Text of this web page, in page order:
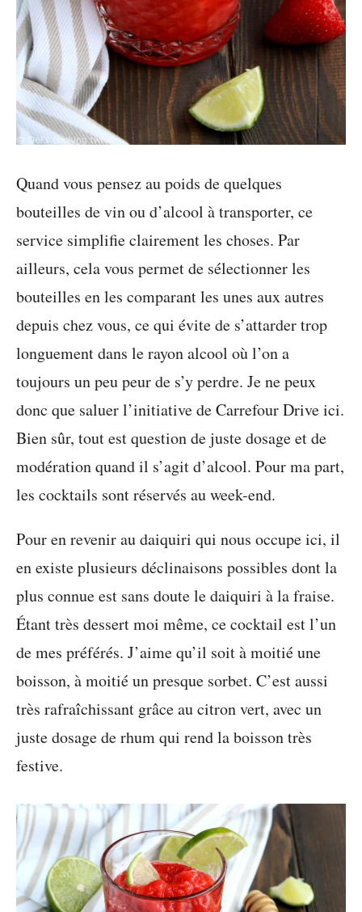
Quand vous pensez au poids de quelques
bouteilles de vin ou d’alcool à transporter, ce
service simplifie clairement les choses. Par
ailleurs, cela vous permet de sélectionner les
bouteilles en les comparant les unes aux autres
depuis chez vous, ce qui évite de s’attarder trop
longuement dans le rayon alcool où l’on a
toujours un peu peur de s’y perdre. Je ne peux
donc que saluer l’initiative de Carrefour Drive ici.
Bien sûr, tout est question de juste dosage et de
modération quand il s’agit d’alcool. Pour ma part,
les cocktails sont réservés au week-end.
Pour en revenir au daiquiri qui nous occupe ici, il
en existe plusieurs déclinaisons possibles dont la
plus connue est sans doute le daiquiri à la fraise.
Étant très dessert moi même, ce cocktail est l’un
de mes préférés. J’aime qu’il soit à moitié une
boisson, à moitié un presque sorbet. C’est aussi
très rafraîchissant grâce au citron vert, avec un
juste dosage de rhum qui rend la boisson très
festive.